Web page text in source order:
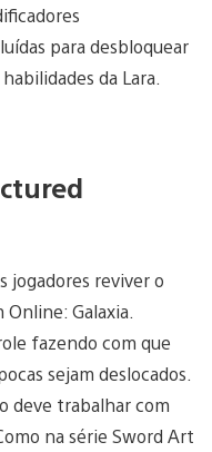
para desbloquear
da Lara.
jogadores reviver o
Galaxia.
fazendo com que
sejam deslocados.
deve trabalhar com
na série Sword Art